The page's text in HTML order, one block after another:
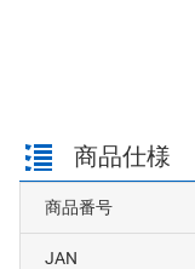
商品仕様
商品番号
JAN